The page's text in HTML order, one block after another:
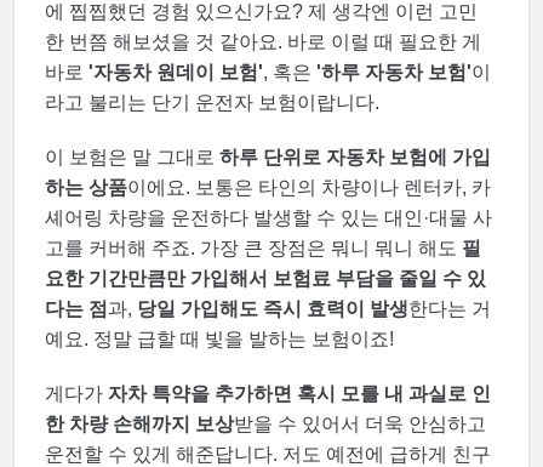
에 찝찝했던 경험 있으신가요? 제 생각엔 이런 고민
한 번쯤 해보셨을 것 같아요. 바로 이럴 때 필요한 게
바로 '자동차 원데이 보험', 혹은 '하루 자동차 보험'이
라고 불리는 단기 운전자 보험이랍니다.
이 보험은 말 그대로 하루 단위로 자동차 보험에 가입
하는 상품이에요. 보통은 타인의 차량이나 렌터카, 카
셰어링 차량을 운전하다 발생할 수 있는 대인·대물 사
고를 커버해 주죠. 가장 큰 장점은 뭐니 뭐니 해도 필
요한 기간만큼만 가입해서 보험료 부담을 줄일 수 있
다는 점 과, 당일 가입해도 즉시 효력이 발생한다는 거
예요. 정말 급할 때 빛을 발하는 보험이죠!
게다가 자차 특약을 추가하면 혹시 모를 내 과실로 인
한 차량 손해까지 보상받을 수 있어서 더욱 안심하고
운전할 수 있게 해준답니다. 저도 예전에 급하게 친구